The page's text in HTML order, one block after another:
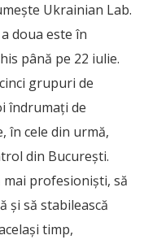
Ukrainian Lab.
doua este în
până pe 22 iulie.
grupuri de
îndrumați de
în cele din urmă,
din București.
mai profesioniști, să
și să stabilească
timp,